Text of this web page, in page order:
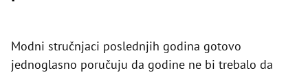
Modni stručnjaci poslednjih godina gotovo
jednoglasno poručuju da godine ne bi trebalo da